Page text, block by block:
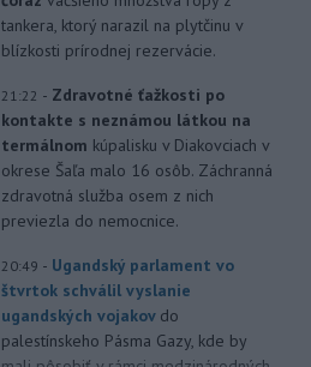
tankera, ktorý narazil na plytčinu v
blízkosti prírodnej rezervácie.
21:22 - Zdravotné ťažkosti po
kontakte s neznámou látkou na
termálnom kúpalisku v Diakovciach v
okrese Šaľa malo 16 osôb. Záchranná
zdravotná služba osem z nich
previezla do nemocnice.
20:49 - Ugandský parlament vo
štvrtok schválil vyslanie
ugandských vojakov do
palestínskeho Pásma Gazy, kde by